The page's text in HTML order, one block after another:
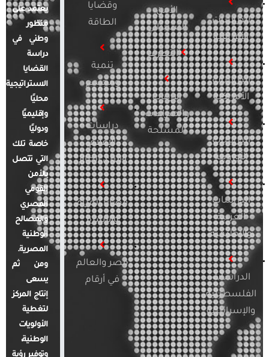
الدراسات
الأفريقية
الدراسات
الأمريكية
الدراسات
الأوروبية
الدراسات
العربية
والإقليمية
الدراسات
الفلسطينية
والإسرائيلية
الأمن
السيبراني
التطرف
الإرهاب
والصراعات
المسلحة
وقضايا
الطاقة
تنمية
ومجتمع
دراسات
الإعلام
والرأي العام
قضايا المرأة
والأسرة
مصر والعالم
في أرقام
يعتمد على
منظور
وطني في
دراسة
القضايا
الاستراتيجية
محليًا
وإقليميًا
ودوليًا
خاصة تلك
التي تتصل
بالأمن
القومي
المصري
والمصالح
الوطنية
المصرية.
ومن ثم
يسعى
إنتاج المركز
لتغطية
الأولويات
الوطنية،
وتوفير رؤية